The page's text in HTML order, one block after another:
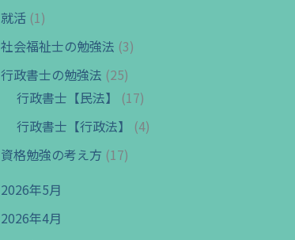
就活 (1)
社会福祉士の勉強法 (3)
行政書士の勉強法 (25)
行政書士【民法】
(17)
行政書士【行政法】
(4)
資格勉強の考え方 (17)
2026年5月
2026年4月